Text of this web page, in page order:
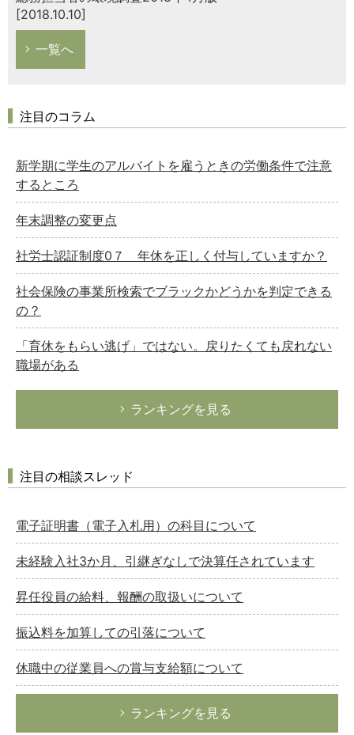
[2018.10.10]
一覧へ
注目のコラム
新学期に学生のアルバイトを雇うときの労働条件で注意
するところ
年末調整の変更点
社労士認証制度0７ 年休を正しく付与していますか？
社会保険の事業所検索でブラックかどうかを判定できる
の？
「育休をもらい逃げ」ではない。戻りたくても戻れない
職場がある
ランキングを見る
注目の相談スレッド
電子証明書（電子入札用）の科目について
未経験入社3か月、引継ぎなしで決算任されています
昇任役員の給料、報酬の取扱いについて
振込料を加算しての引落について
休職中の従業員への賞与支給額について
ランキングを見る